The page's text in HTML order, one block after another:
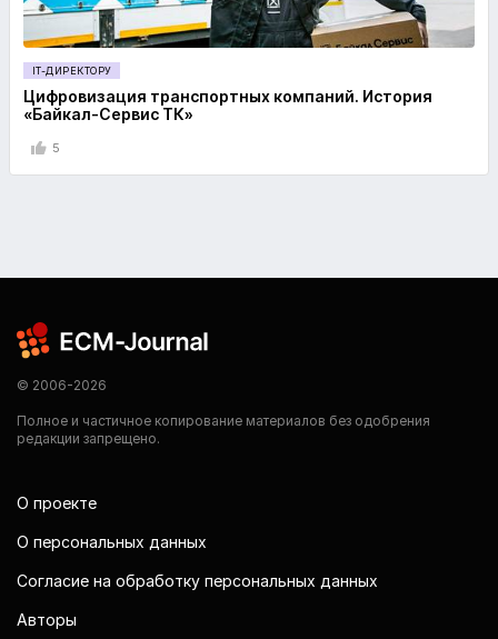
IT-ДИРЕКТОРУ
Цифровизация транспортных компаний. История
«Байкал-Сервис ТК»
5
© 2006-2026
Полное и частичное копирование материалов без одобрения
редакции запрещено.
О проекте
О персональных данных
Согласие на обработку персональных данных
Авторы